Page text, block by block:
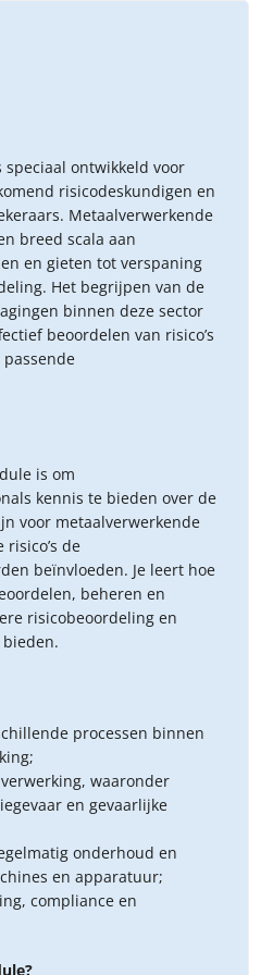
speciaal ontwikkeld voor
risicodeskundigen en
Metaalverwerkende
breed scala aan
en gieten tot verspaning
Het begrijpen van de
binnen deze sector
beoordelen van risico’s
is om
kennis te bieden over de
voor metaalverwerkende
de
beïnvloeden. Je leert hoe
beheren en
risicobeoordeling en
processen binnen
waaronder
en gevaarlijke
onderhoud en
en apparatuur;
compliance en